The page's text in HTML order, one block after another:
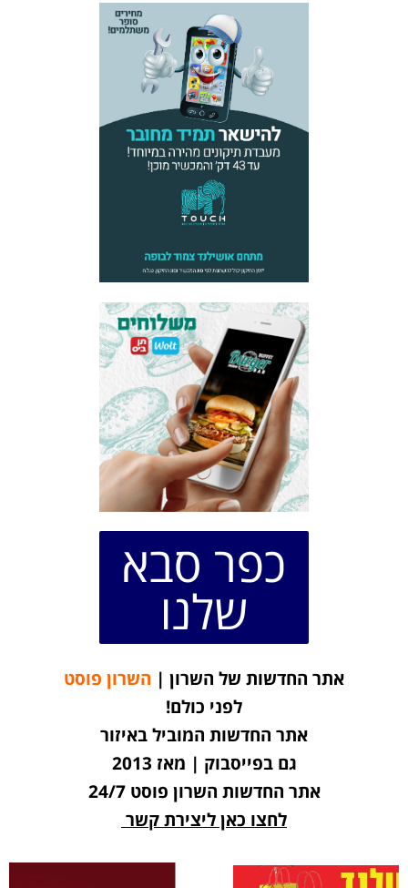
כפר סבא
שלנו
אתר החדשות של השרון | השרון פוסט
לפני כולם!
אתר החדשות המוביל באיזור
גם בפייסבוק | מאז 2013
אתר החדשות השרון פוסט 24/7
לחצו כאן ליצירת קשר